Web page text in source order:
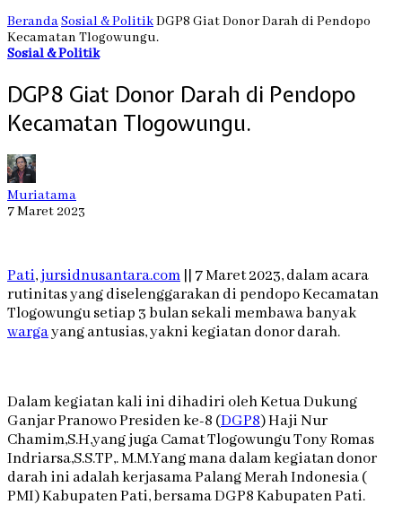
BerandaSosial & PolitikDGP8 Giat Donor Darah di Pendopo
Kecamatan Tlogowungu.
Sosial & Politik
DGP8 Giat Donor Darah di Pendopo
Kecamatan Tlogowungu.
Muriatama
7 Maret 2023
Pati,jursidnusantara.com || 7 Maret 2023, dalam acara
rutinitas yang diselenggarakan di pendopo Kecamatan
Tlogowungu setiap 3 bulan sekali membawa banyak
wargayang antusias, yakni kegiatan donor darah.
Dalam kegiatan kali ini dihadiri oleh Ketua Dukung
Ganjar Pranowo Presiden ke-8 (DGP8) Haji Nur
Chamim,S.H,yang juga Camat Tlogowungu Tony Romas
Indriarsa,S.S.TP,. M.M.Yang mana dalam kegiatan donor
darah ini adalah kerjasama Palang Merah Indonesia (
PMI) Kabupaten Pati, bersama DGP8 Kabupaten Pati.